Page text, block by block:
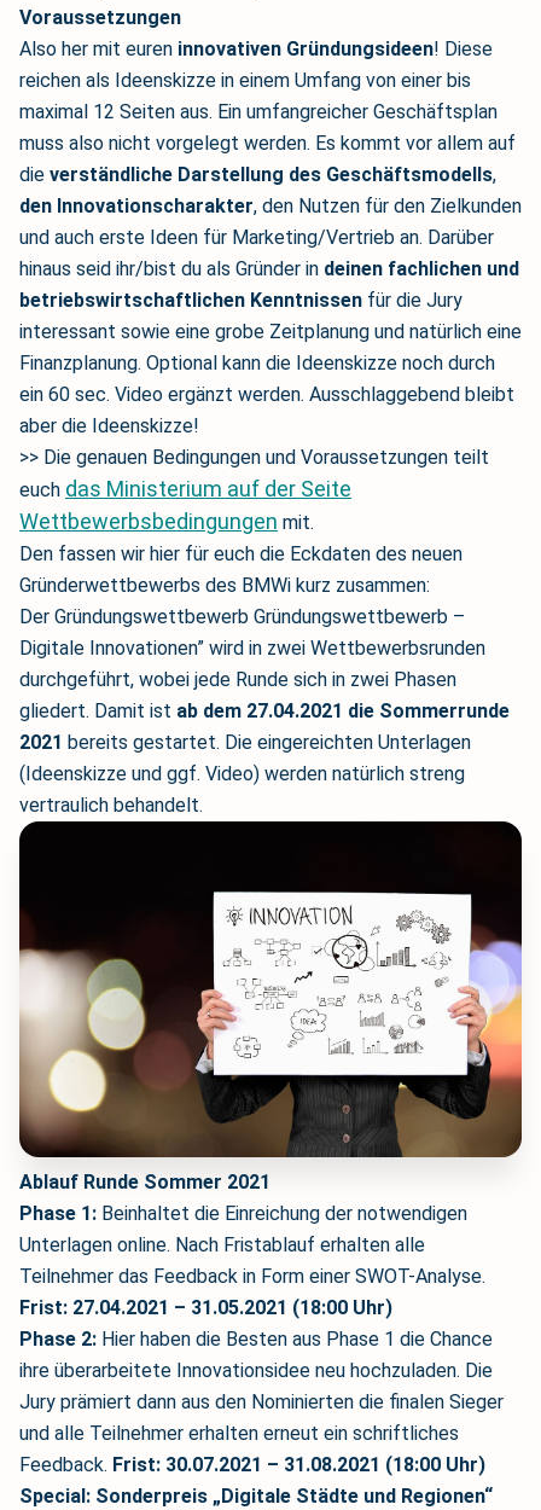
Voraussetzungen
Also her mit euren innovativen Gründungsideen! Diese
reichen als Ideenskizze in einem Umfang von einer bis
maximal 12 Seiten aus. Ein umfangreicher Geschäftsplan
muss also nicht vorgelegt werden. Es kommt vor allem auf
die verständliche Darstellung des Geschäftsmodells,
den Innovationscharakter, den Nutzen für den Zielkunden
und auch erste Ideen für Marketing/Vertrieb an. Darüber
hinaus seid ihr/bist du als Gründer in deinen fachlichen und
betriebswirtschaftlichen Kenntnissen für die Jury
interessant sowie eine grobe Zeitplanung und natürlich eine
Finanzplanung. Optional kann die Ideenskizze noch durch
ein 60 sec. Video ergänzt werden. Ausschlaggebend bleibt
aber die Ideenskizze!
>> Die genauen Bedingungen und Voraussetzungen teilt
euch das Ministerium auf der Seite
Wettbewerbsbedingungen mit.
Den fassen wir hier für euch die Eckdaten des neuen
Gründerwettbewerbs des BMWi kurz zusammen:
Der Gründungswettbewerb Gründungswettbewerb –
Digitale Innovationen” wird in zwei Wettbewerbsrunden
durchgeführt, wobei jede Runde sich in zwei Phasen
gliedert. Damit ist ab dem 27.04.2021 die Sommerrunde
2021 bereits gestartet. Die eingereichten Unterlagen
(Ideenskizze und ggf. Video) werden natürlich streng
vertraulich behandelt.
Ablauf Runde Sommer 2021
Phase 1: Beinhaltet die Einreichung der notwendigen
Unterlagen online. Nach Fristablauf erhalten alle
Teilnehmer das Feedback in Form einer SWOT-Analyse.
Frist: 27.04.2021 – 31.05.2021 (18:00 Uhr)
Phase 2: Hier haben die Besten aus Phase 1 die Chance
ihre überarbeitete Innovationsidee neu hochzuladen. Die
Jury prämiert dann aus den Nominierten die finalen Sieger
und alle Teilnehmer erhalten erneut ein schriftliches
Feedback. Frist: 30.07.2021 – 31.08.2021 (18:00 Uhr)
Special: Sonderpreis „Digitale Städte und Regionen“